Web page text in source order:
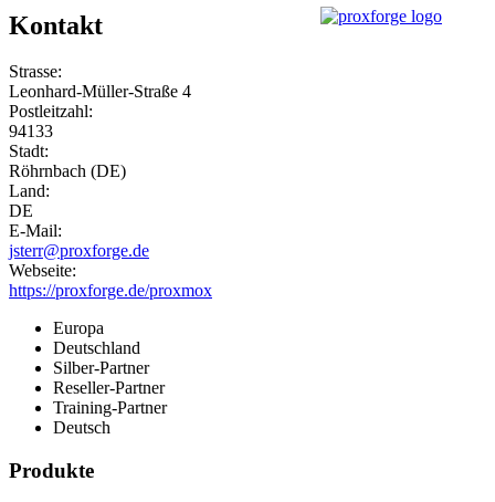
Kontakt
Strasse:
Leonhard-Müller-Straße 4
Postleitzahl:
94133
Stadt:
Röhrnbach (DE)
Land:
DE
E-Mail:
jsterr@proxforge.de
Webseite:
https://proxforge.de/proxmox
Europa
Deutschland
Silber-Partner
Reseller-Partner
Training-Partner
Deutsch
Produkte